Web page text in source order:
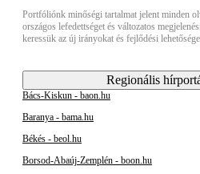
Portfóliónk minőségi tartalmat jelent minden
országos lefedettséget és változatos
keressük az új irányokat és fejlődési
Regionális
Bács-Kiskun - baon.hu
Baranya - bama.hu
Békés - beol.hu
Borsod-Abaúj-Zemplén - boon.hu